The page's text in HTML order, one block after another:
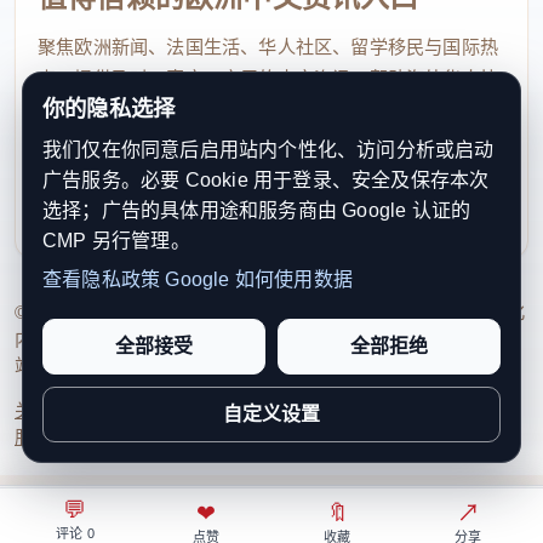
💬
评论 0
❤
点赞
🔖
收藏
↗
分享
今年是“十五五”开局之年，也是红军长征胜利90
周年。立足新起点，聚焦“福建所能”“宁夏所需”“闽宁
所长”，两省区正加快书写新篇章。从东西部协作到全
国统一大市场，从巩固脱贫成果到迈向共同富裕，闽
宁协作的有益经验，正为中国式现代化注入跨越山
海、一往无前的奋进力量。 （林清智）
聚焦欧洲新闻、法国生活、华人社区、留学移民与国际热
点，提供及时、真实、实用的中文资讯，帮助海外华人快
速了解欧洲动态。
contact@xinouzhou.com
服务支持、版权与合作：工作日优先处理站务、投稿与权
利通知
© 2026 新欧洲·欧洲头条. All Rights Reserved. 本网站持续优化
内容透明度、联系方式与用户权利说明，以提升品牌信任感和
站点完整度。
关于我们 编辑规范日期归档隐私政策
服务条款联系我们
你的隐私选择
我们仅在你同意后启用站内个性化、访问分析或启动
广告服务。必要 Cookie 用于登录、安全及保存本次
选择；广告的具体用途和服务商由 Google 认证的
CMP 另行管理。
查看隐私政策 Google 如何使用数据
全部接受 全部拒绝
自定义设置
⌂
首页
◎
关注
↗
热榜
○
我的